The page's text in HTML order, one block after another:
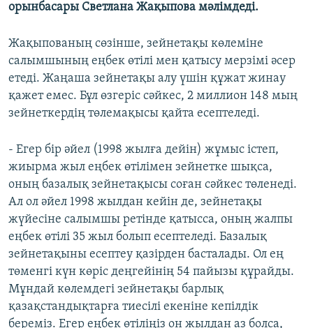
орынбасары Светлана Жақыпова мәлімдеді.
Жақыпованың сөзінше, зейнетақы көлеміне
салымшының еңбек өтілі мен қатысу мерзімі әсер
етеді. Жаңаша зейнетақы алу үшін құжат жинау
қажет емес. Бұл өзгеріс сәйкес, 2 миллион 148 мың
зейнеткердің төлемақысы қайта есептеледі.
- Егер бір әйел (1998 жылға дейін) жұмыс істеп,
жиырма жыл еңбек өтілімен зейнетке шықса,
оның базалық зейнетақысы соған сәйкес төленеді.
Ал ол әйел 1998 жылдан кейін де, зейнетақы
жүйесіне салымшы ретінде қатысса, оның жалпы
еңбек өтілі 35 жыл болып есептеледі. Базалық
зейнетақыны есептеу қазірден басталады. Ол ең
төменгі күн көріс деңгейінің 54 пайызы құрайды.
Мұндай көлемдегі зейнетақы барлық
қазақстандықтарға тиесілі екеніне кепілдік
береміз. Егер еңбек өтіліңіз он жылдан аз болса,